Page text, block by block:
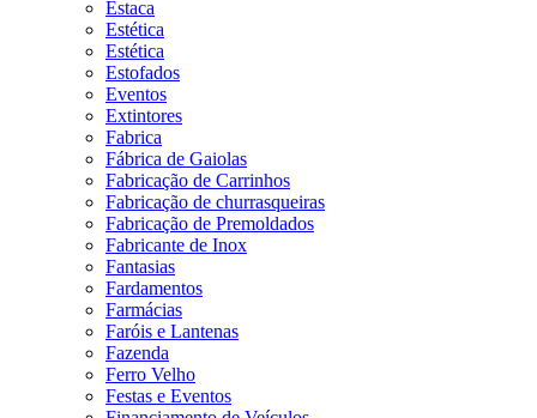
Estaca
Estética
Estética
Estofados
Eventos
Extintores
Fabrica
Fábrica de Gaiolas
Fabricação de Carrinhos
Fabricação de churrasqueiras
Fabricação de Premoldados
Fabricante de Inox
Fantasias
Fardamentos
Farmácias
Faróis e Lantenas
Fazenda
Ferro Velho
Festas e Eventos